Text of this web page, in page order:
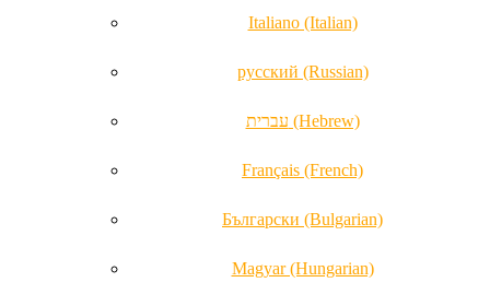
Italiano (Italian)
русский (Russian)
עברית (Hebrew)
Français (French)
Български (Bulgarian)
Magyar (Hungarian)